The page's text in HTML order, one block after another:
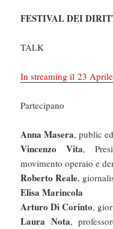
FESTIVAL DEI
TALK
In streaming il 23
Partecipano
Anna Masera, public
Vincenzo Vita,
movimento operaio e
Roberto Reale,
Elisa Marincola
Arturo Di Corinto,
Laura Nota,